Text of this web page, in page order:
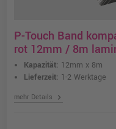
P-Touch Band
rot 12mm / 8m
Kapazität: 12mm x 8m
Lieferzeit: 1-2 Werktage
mehr Details chevron_right